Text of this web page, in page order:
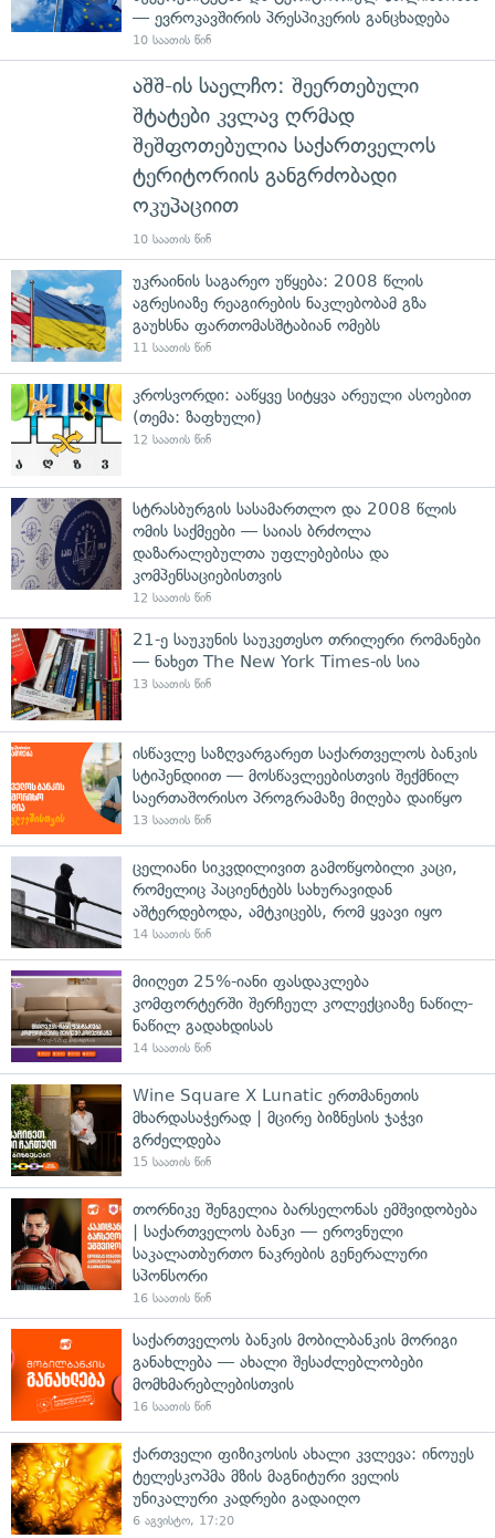
— ევროკავშირის პრესპიკერის განცხადება
10 საათის წინ
აშშ-ის საელჩო: შეერთებული
შტატები კვლავ ღრმად
შეშფოთებულია საქართველოს
ტერიტორიის განგრძობადი
ოკუპაციით
10 საათის წინ
უკრაინის საგარეო უწყება: 2008 წლის
აგრესიაზე რეაგირების ნაკლებობამ გზა
გაუხსნა ფართომასშტაბიან ომებს
11 საათის წინ
კროსვორდი: ააწყვე სიტყვა არეული ასოებით
(თემა: ზაფხული)
12 საათის წინ
სტრასბურგის სასამართლო და 2008 წლის
ომის საქმეები — საიას ბრძოლა
დაზარალებულთა უფლებებისა და
კომპენსაციებისთვის
12 საათის წინ
21-ე საუკუნის საუკეთესო თრილერი რომანები
— ნახეთ The New York Times-ის სია
13 საათის წინ
ისწავლე საზღვარგარეთ საქართველოს ბანკის
სტიპენდიით — მოსწავლეებისთვის შექმნილ
საერთაშორისო პროგრამაზე მიღება დაიწყო
13 საათის წინ
ცელიანი სიკვდილივით გამოწყობილი კაცი,
რომელიც პაციენტებს სახურავიდან
აშტერდებოდა, ამტკიცებს, რომ ყვავი იყო
14 საათის წინ
მიიღეთ 25%-იანი ფასდაკლება
კომფორტერში შერჩეულ კოლექციაზე ნაწილ-
ნაწილ გადახდისას
14 საათის წინ
Wine Square X Lunatic ერთმანეთის
მხარდასაჭერად | მცირე ბიზნესის ჯაჭვი
გრძელდება
15 საათის წინ
თორნიკე შენგელია ბარსელონას ემშვიდობება
| საქართველოს ბანკი — ეროვნული
საკალათბურთო ნაკრების გენერალური
სპონსორი
16 საათის წინ
საქართველოს ბანკის მობილბანკის მორიგი
განახლება — ახალი შესაძლებლობები
მომხმარებლებისთვის
16 საათის წინ
ქართველი ფიზიკოსის ახალი კვლევა: ინოუეს
ტელესკოპმა მზის მაგნიტური ველის
უნიკალური კადრები გადაიღო
6 აგვისტო, 17:20